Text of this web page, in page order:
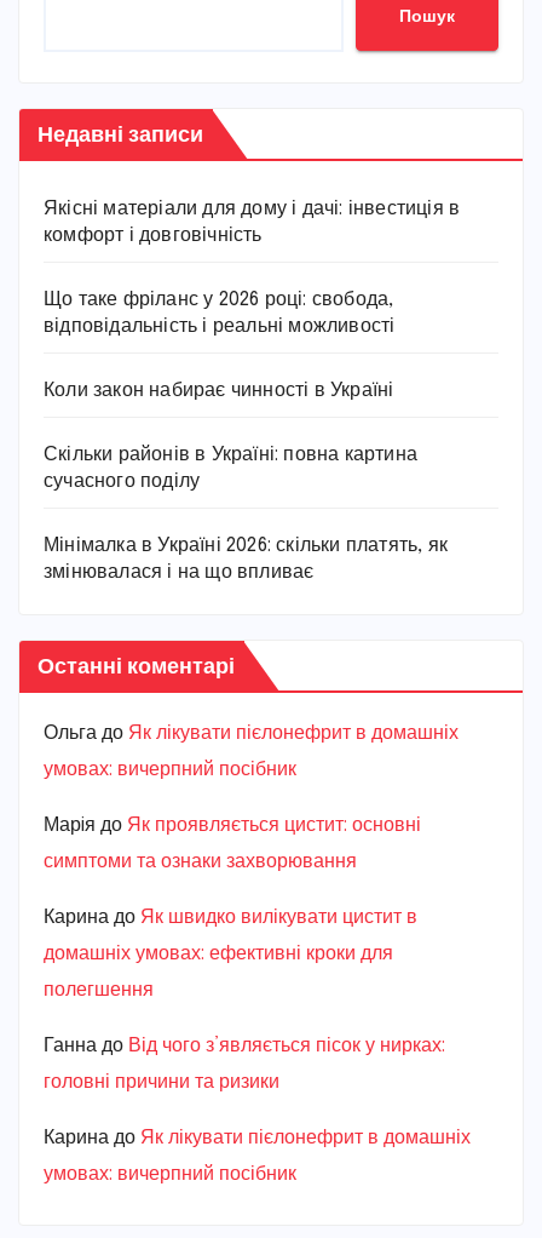
Пошук
Недавні записи
Якісні матеріали для дому і дачі: інвестиція в
комфорт і довговічність
Що таке фріланс у 2026 році: свобода,
відповідальність і реальні можливості
Коли закон набирає чинності в Україні
Скільки районів в Україні: повна картина
сучасного поділу
Мінімалка в Україні 2026: скільки платять, як
змінювалася і на що впливає
Останні коментарі
Ольга до Як лікувати пієлонефрит в домашніх
умовах: вичерпний посібник
Марiя до Як проявляється цистит: основні
симптоми та ознаки захворювання
Карина до Як швидко вилікувати цистит в
домашніх умовах: ефективні кроки для
полегшення
Ганна до Від чого з’являється пісок у нирках:
головні причини та ризики
Карина до Як лікувати пієлонефрит в домашніх
умовах: вичерпний посібник